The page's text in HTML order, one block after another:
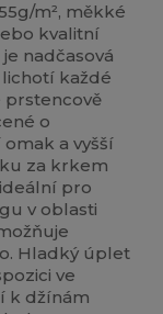
m², měkké
kvalitní
nadčasová
každé
prstencově
o
a vyšší
za krkem
pro
v oblasti
Hladký úplet
ve
k džínám